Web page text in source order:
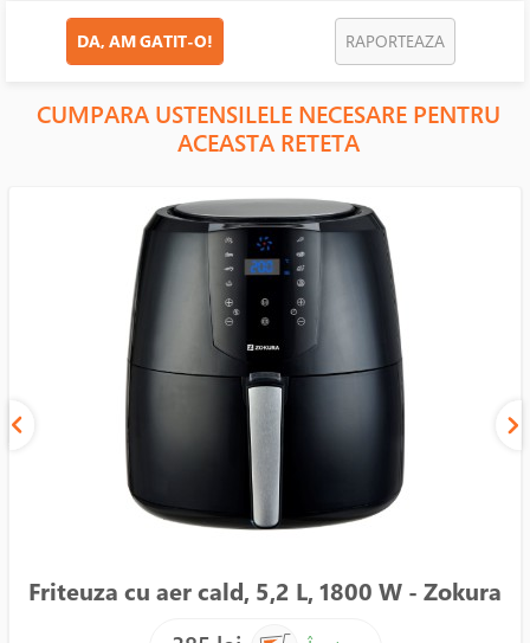
DA, AM GATIT-O! RAPORTEAZA
CUMPARA USTENSILELE NECESARE PENTRU
ACEASTA RETETA
Friteuza cu aer cald, 5,2 L, 1800 W - Zokura